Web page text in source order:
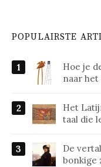
POPULAIRSTE
Hoe je
naar
Het
taal die
De
bonkige